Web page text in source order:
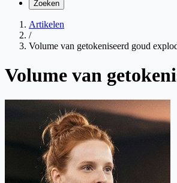
Zoeken
Artikelen
/
Volume van getokeniseerd goud
Volume van